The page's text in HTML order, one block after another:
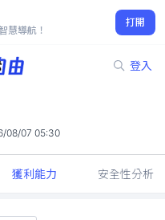
慧導航！
打開
登入
08/07 05:30
獲利能力 安全性分析